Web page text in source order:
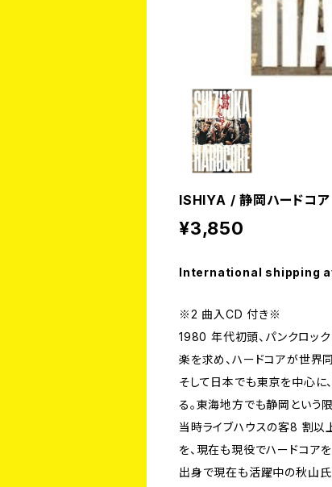
ISHIYA / 静岡ハードコ
¥3,850
International shipping
※2 曲入CD 付き※
1980 年代初頭、パンクロッ
楽を求め、ハードコアが世界
そして日本でも東京を中心に
る。東海地方でも静岡という
当時ライブハウスの客8 割以
を、現在も現役でハードコア
出身で現在も活躍中の秋山氏